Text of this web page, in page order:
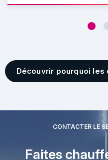
Découvrir pourquoi
CONTACTER LE
Faites